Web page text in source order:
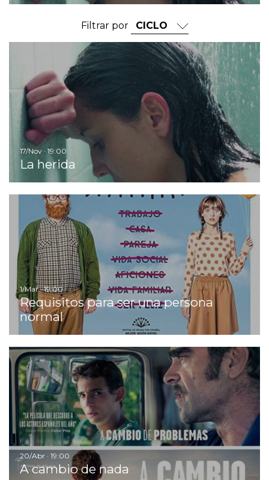
Filtrar por
17/Nov · 19:00
La herida
1/Mar · 19:00
Requisitos para ser una persona
normal
20/Abr · 19:00
A cambio de nada